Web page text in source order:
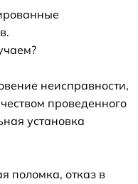
неисправности,
проведенного
установка
поломка, отказ в